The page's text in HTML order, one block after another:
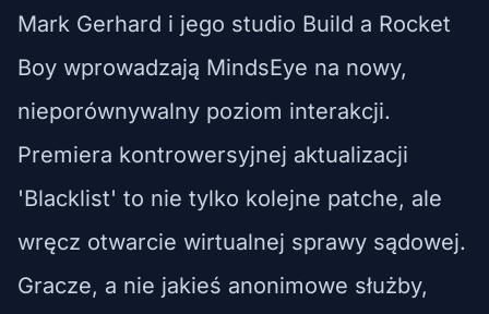
Mark Gerhard i jego studio Build a Rocket
Boy wprowadzają MindsEye na nowy,
nieporównywalny poziom interakcji.
Premiera kontrowersyjnej aktualizacji
'Blacklist' to nie tylko kolejne patche, ale
wręcz otwarcie wirtualnej sprawy sądowej.
Gracze, a nie jakieś anonimowe służby,